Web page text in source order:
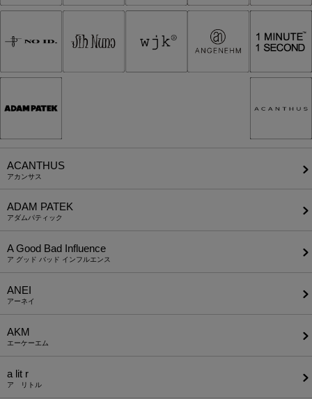
ACANTHUS
アカンサス
ADAM PATEK
アダムパティック
A Good Bad Influence
ア グッド バッド インフルエンス
ANEI
アーネイ
AKM
エーケーエム
a lit r
ア リトル